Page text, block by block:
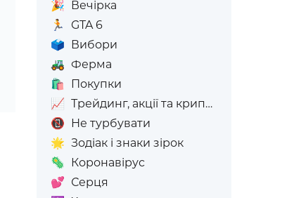
🎉 Вечірка
🏃
GTA 6
🗳️ Вибори
🚜 Ферма
🛍️
Покупки
📈 Трейдинг, акції та криптовалюта
📵 Не турбувати
🌟 Зодіак і знаки зірок
🦠 Коронавірус
💕 Серця